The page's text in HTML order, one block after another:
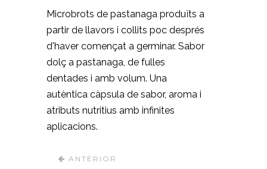
Microbrots de pastanaga produïts a
partir de llavors i collits poc després
d'haver començat a germinar. Sabor
dolç a pastanaga, de fulles
dentades i amb volum. Una
autèntica càpsula de sabor, aroma i
atributs nutritius amb infinites
aplicacions.
ANTERIOR